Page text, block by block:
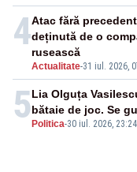
4
Actualitate-31 iul. 2026,
Atac fără
deținută de o
rusească
5 Politica-30 iul. 2026, 23:24
Lia Olguța
bătaie de joc. Se